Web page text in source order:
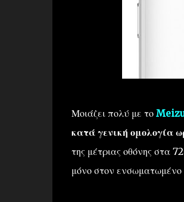
Μοιάζει πολύ με το
κατά γενική ομολογία
της μέτριας οθόνης στα
μόνο στον